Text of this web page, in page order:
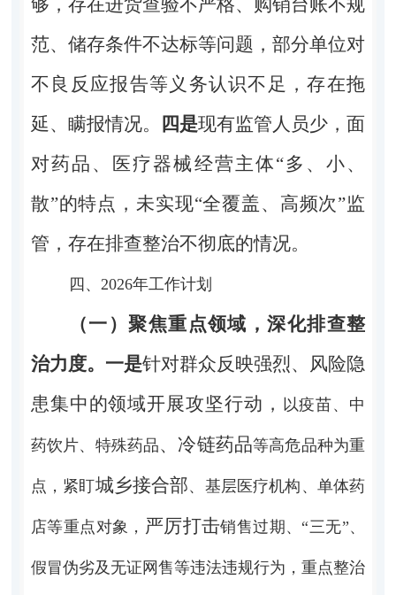
范、储存条件不达标等问题，部分单位对
不良反应报告等义务认识不足，存在拖
延、瞒报情况。
四是现有监管人员少，面
对药品、医疗器械经营主体“多、小、
散”的特点，未实现“全覆盖、高频次”监
管，存在排查整治不彻底的情况。
四、 2026年工作计划
（一）聚焦重点领域，深化排查整
治力度。 一是针对群众反映强烈、风险隐
患集中的领域开展攻坚行动，
以疫苗、中
药饮片、特殊药品、冷链药品等高危品种为重
点，紧盯城乡接合部、基层医疗机构、单体药
店等重点对象， 严厉打击销售过期、 “三无”、
假冒伪劣及 无证网售等违法违规行为，重点整治